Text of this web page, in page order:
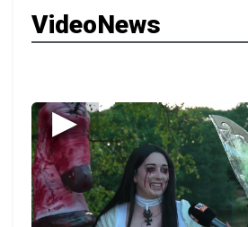
VideoNews
▶